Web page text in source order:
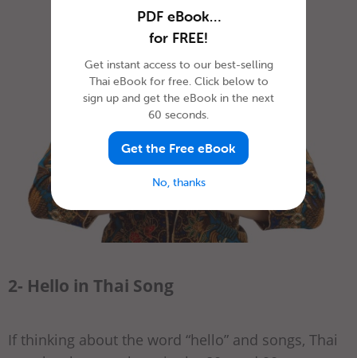
2- Hello in Thai Song
If thinking about the word “hello” and songs, Thai
PDF eBook…
for FREE!
Get instant access to our best-selling
Thai eBook for free. Click below to
sign up and get the eBook in the next
60 seconds.
Get the Free eBook
No, thanks